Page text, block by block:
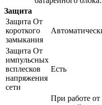
Защита
Защита От
короткого
замыкания
Защита От
импульсных
всплесков
напряжения
сети
Есть
При работе от